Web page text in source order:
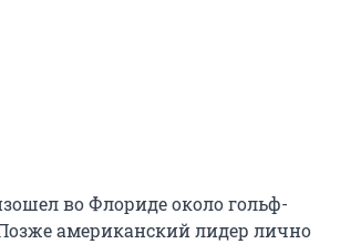
во Флориде около гольф-
американский лидер лично